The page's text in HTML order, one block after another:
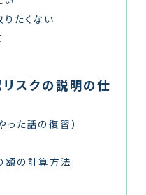
たくない
スクの説明の仕
った話の復習）
額の計算方法